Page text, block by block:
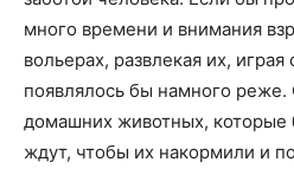
много времени и внимания
вольерах, развлекая их,
появлялось бы намного
домашних животных, которые
ждут, чтобы их накормили и